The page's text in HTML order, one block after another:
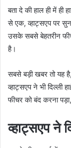
बता दे की हाल ही में ही
से एक, व्हाट्सएप पर
उसके सबसे बेहतरीन
है।
सबसे बड़ी खबर तो यह
व्हाट्सएप ने भी दिल्ली
फीचर को बंद करना
व्हाट्सएप ने